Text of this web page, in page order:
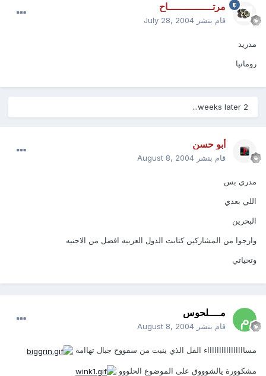
مرتـــــــــــــــاح
قام بنشر July 28, 2004
مدريد
رومانيا
2 weeks later...
أبو حسن
قام بنشر August 8, 2004
مدري بس
اللي بعدي
البحرين
وارجوا من المشاركين كتابت الدول العربيه افضل من الاجنيه
وتحياتي
مــــلحوس
قام بنشر August 8, 2004
مسااااااااااااااااء الفل الذي ينبت من سفووح جبال تهاامة
مشكوورة يالشوووق على الموضوع الحلووو